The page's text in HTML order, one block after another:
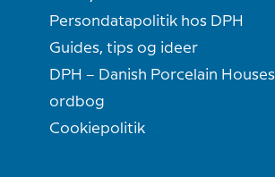
Persondatapolitik hos DPH
Guides, tips og ideer
DPH – Danish Porcelain Houses
ordbog
Cookiepolitik